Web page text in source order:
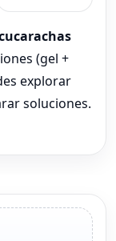
(gel +
explorar
soluciones.